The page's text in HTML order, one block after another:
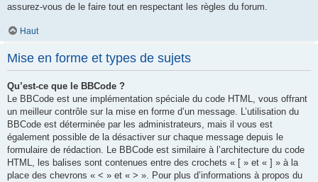
assurez-vous de le faire tout en respectant les règles du forum.
Haut
Mise en forme et types de sujets
Qu’est-ce que le BBCode ?
Le BBCode est une implémentation spéciale du code HTML, vous offrant
un meilleur contrôle sur la mise en forme d’un message. L’utilisation du
BBCode est déterminée par les administrateurs, mais il vous est
également possible de la désactiver sur chaque message depuis le
formulaire de rédaction. Le BBCode est similaire à l’architecture du code
HTML, les balises sont contenues entre des crochets « [ » et « ] » à la
place des chevrons « < » et « > ». Pour plus d’informations à propos du